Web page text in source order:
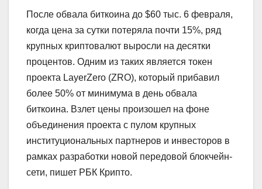
После обвала биткоина до $60 тыс. 6 февраля,
когда цена за сутки потеряла почти 15%, ряд
крупных криптовалют выросли на десятки
процентов. Одним из таких является токен
проекта LayerZero (ZRO), который прибавил
более 50% от минимума в день обвала
биткоина. Взлет цены произошел на фоне
объединения проекта с пулом крупных
институциональных партнеров и инвесторов в
рамках разработки новой передовой блокчейн-
сети, пишет РБК Крипто.